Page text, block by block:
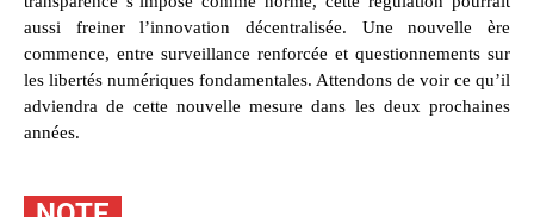
aussi freiner l’innovation décentralisée. Une nouvelle ère
commence, entre surveillance renforcée et questionnements sur
les libertés numériques fondamentales. Attendons de voir ce qu’il
adviendra de cette nouvelle mesure dans les deux prochaines
années.